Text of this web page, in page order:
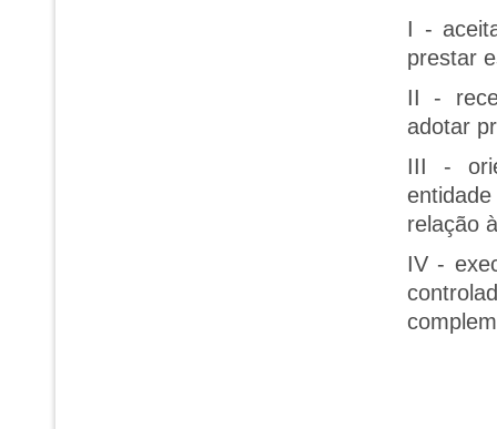
I -
prestar
II -
adotar
III -
relação
IV -